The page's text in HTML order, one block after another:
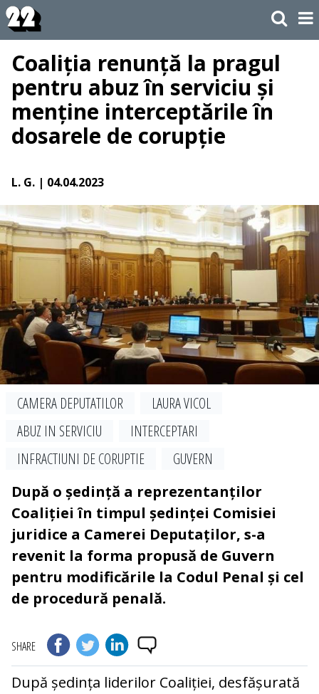
Coaliția renunță la pragul
pentru abuz în serviciu și
menține interceptările în
dosarele de corupție
L. G. | 04.04.2023
CAMERA DEPUTATILOR
LAURA VICOL
ABUZ IN SERVICIU
INTERCEPTARI
INFRACTIUNI DE CORUPTIE
GUVERN
După o ședință a reprezentanților
Coaliției în timpul ședinței Comisiei
juridice a Camerei Deputaților, s-a
revenit la forma propusă de Guvern
pentru modificările la Codul Penal și cel
de procedură penală.
SHARE
După ședința liderilor Coaliției, desfășurată